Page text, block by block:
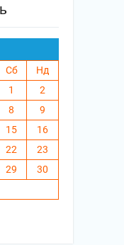
Сб
Нд
1
2
8
9
15
16
22
23
29
30